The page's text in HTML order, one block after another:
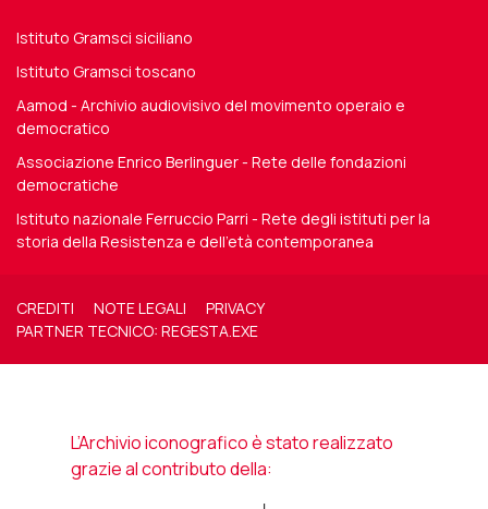
Istituto Gramsci siciliano
Istituto Gramsci toscano
Aamod - Archivio audiovisivo del movimento operaio e
democratico
Associazione Enrico Berlinguer - Rete delle fondazioni
democratiche
Istituto nazionale Ferruccio Parri - Rete degli istituti per la
storia della Resistenza e dell'età contemporanea
CREDITI NOTE LEGALI
PRIVACY
PARTNER TECNICO: REGESTA.EXE
L’Archivio iconografico è stato realizzato
grazie al contributo della: